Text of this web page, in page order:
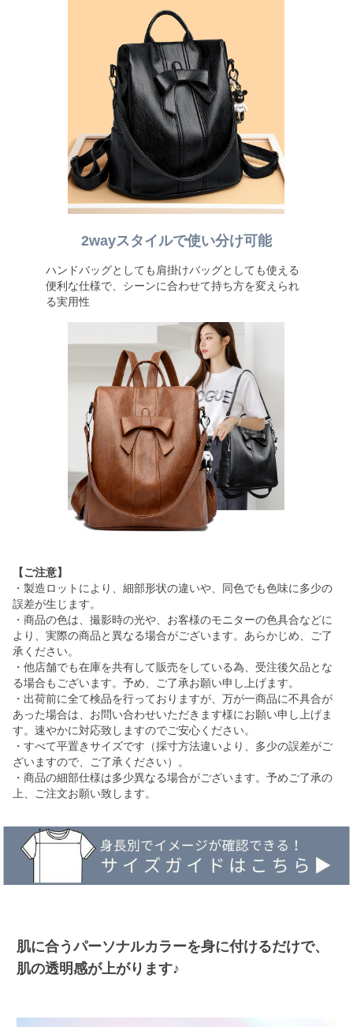
2wayスタイルで使い分け可能
ハンドバッグとしても肩掛けバッグとしても使える
便利な仕様で、シーンに合わせて持ち方を変えられ
る実用性
【ご注意】
・製造ロットにより、細部形状の違いや、同色でも色味に多少の
誤差が生じます。
・商品の色は、撮影時の光や、お客様のモニターの色具合などに
より、実際の商品と異なる場合がございます。あらかじめ、ご了
承ください。
・他店舗でも在庫を共有して販売をしている為、受注後欠品とな
る場合もございます。予め、ご了承お願い申し上げます。
・出荷前に全て検品を行っておりますが、万が一商品に不具合が
あった場合は、お問い合わせいただきます様にお願い申し上げま
す。速やかに対応致しますのでご安心ください。
・すべて平置きサイズです（採寸方法違いより、多少の誤差がご
ざいますので、ご了承ください）。
・商品の細部仕様は多少異なる場合がございます。予めご了承の
上、ご注文お願い致します。
肌に合うパーソナルカラーを身に付けるだけで、
肌の透明感が上がります♪